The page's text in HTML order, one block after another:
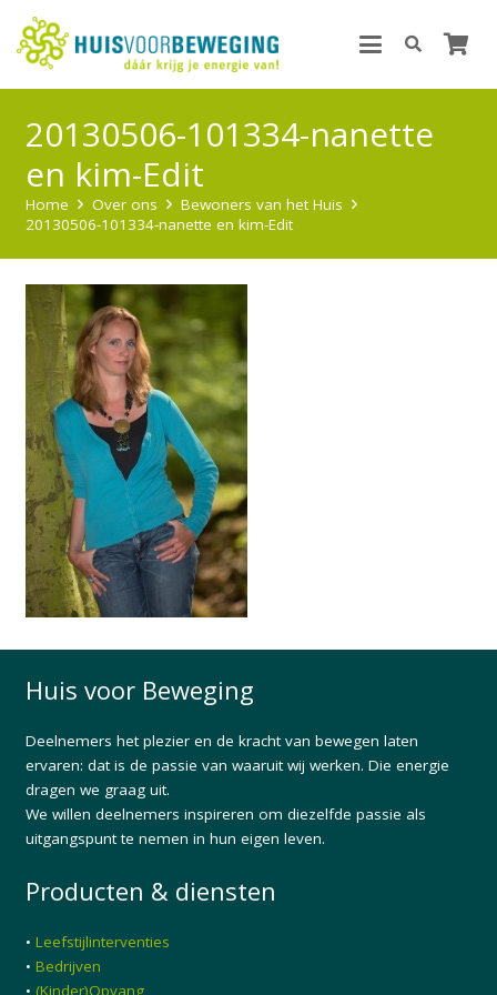
20130506-101334-nanette
en kim-Edit
Home Over ons
Bewoners van het Huis
20130506-101334-nanette en kim-Edit
Huis voor Beweging
Deelnemers het plezier en de kracht van bewegen laten
ervaren: dat is de passie van waaruit wij werken. Die energie
dragen we graag uit.
We willen deelnemers inspireren om diezelfde passie als
uitgangspunt te nemen in hun eigen leven.
Producten & diensten
• Leefstijlinterventies
• Bedrijven
• (Kinder)Opvang